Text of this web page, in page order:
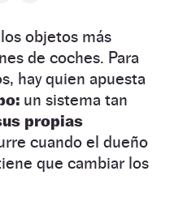
objetos más
de coches. Para
hay quien apuesta
un sistema tan
propias
cuando el dueño
que cambiar los